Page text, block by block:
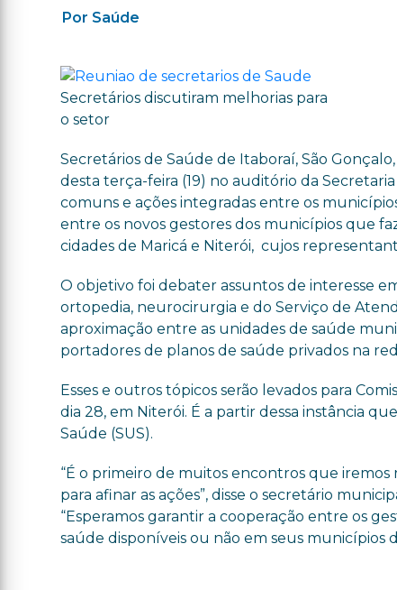
Por Saúde
Secretários discutiram melhorias para
o setor
Secretários de Saúde de Itaboraí, São
desta terça-feira (19) no auditório da
comuns e ações integradas entre os
entre os novos gestores dos municípios que
cidades de Maricá e Niterói, cujos
O objetivo foi debater assuntos de interesse
ortopedia, neurocirurgia e do Serviço de
aproximação entre as unidades de saúde
portadores de planos de saúde privados na
Esses e outros tópicos serão levados para
dia 28, em Niterói. É a partir dessa instância
Saúde (SUS).
“É o primeiro de muitos encontros que
para afinar as ações”, disse o secretário
“Esperamos garantir a cooperação entre os
saúde disponíveis ou não em seus municípios